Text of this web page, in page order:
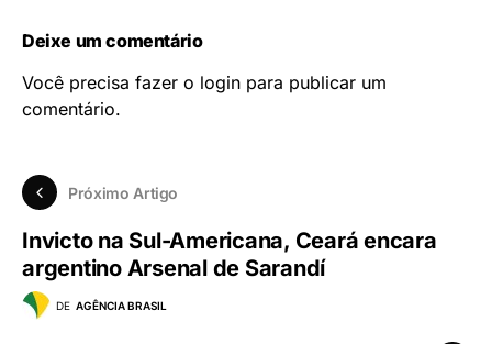
Deixe um comentário
Você precisa fazer o login para publicar um
comentário.
Próximo Artigo
Invicto na Sul-Americana, Ceará encara
argentino Arsenal de Sarandí
DE AGÊNCIA BRASIL